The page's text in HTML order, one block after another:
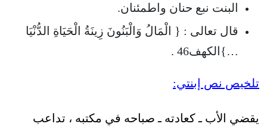
البنت نبع حنان واطمئنان.
قال تعالى : { الْمَالُ وَالْبَنُونَ زِينَةُ الْحَيَاةِ الدُّنْيَا
…}الكهف46 .
تلخيص نص إبنتي:
يقضي الأب ـ كعادته ـ صباحه في مكتبه ، تداعب